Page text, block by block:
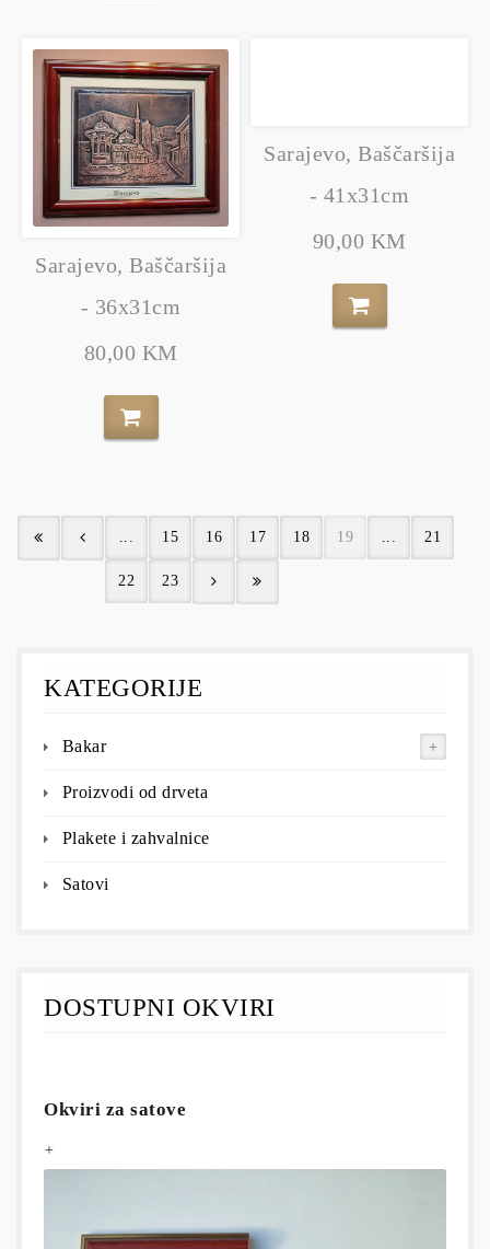
Sarajevo, Baščaršija
- 36x31cm
80,00 KM
Sarajevo, Baščaršija
- 41x31cm
90,00 KM
15 16 17 18 19 21
22 23
KATEGORIJE
Bakar
Proizvodi od drveta
Plakete i zahvalnice
Satovi
DOSTUPNI OKVIRI
Okviri za satove
+